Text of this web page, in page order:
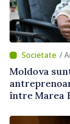
/
Moldova
între Marea